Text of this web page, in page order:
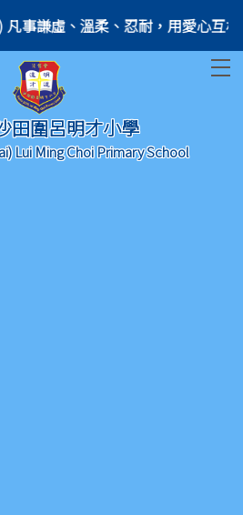
溫柔、忍耐，用愛心互相寬容。
田圍呂明才小學
Lui Ming Choi Primary School